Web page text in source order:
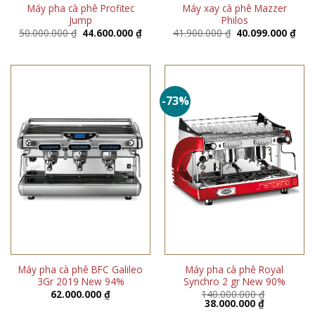
Máy pha cà phê Profitec
Jump
50.000.000₫ Giá
gốc
44.600.000₫Giá
44.600.000 ₫.
Máy xay cà phê Mazzer
Philos
41.900.000₫ Giá
gốc
40.099.000₫Giá
Máy pha cà phê BFC Galileo
3Gr 2019 New 94%
62.000.000 ₫
-73%
Máy pha cà phê Royal
Synchro 2 gr New 90%
140.000.000₫
Giá
38.000.000 ₫Giá